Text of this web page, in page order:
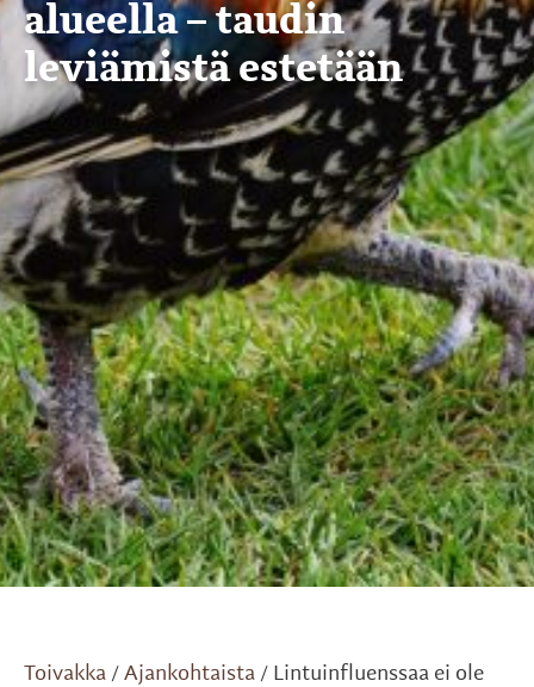
alueella – taudin
leviämistä estetään
Toivakka / Ajankohtaista / Lintuinfluenssaa ei ole